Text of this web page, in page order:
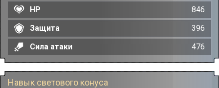
HP
846
Защита
396
Сила атаки
476
Навык светового конуса